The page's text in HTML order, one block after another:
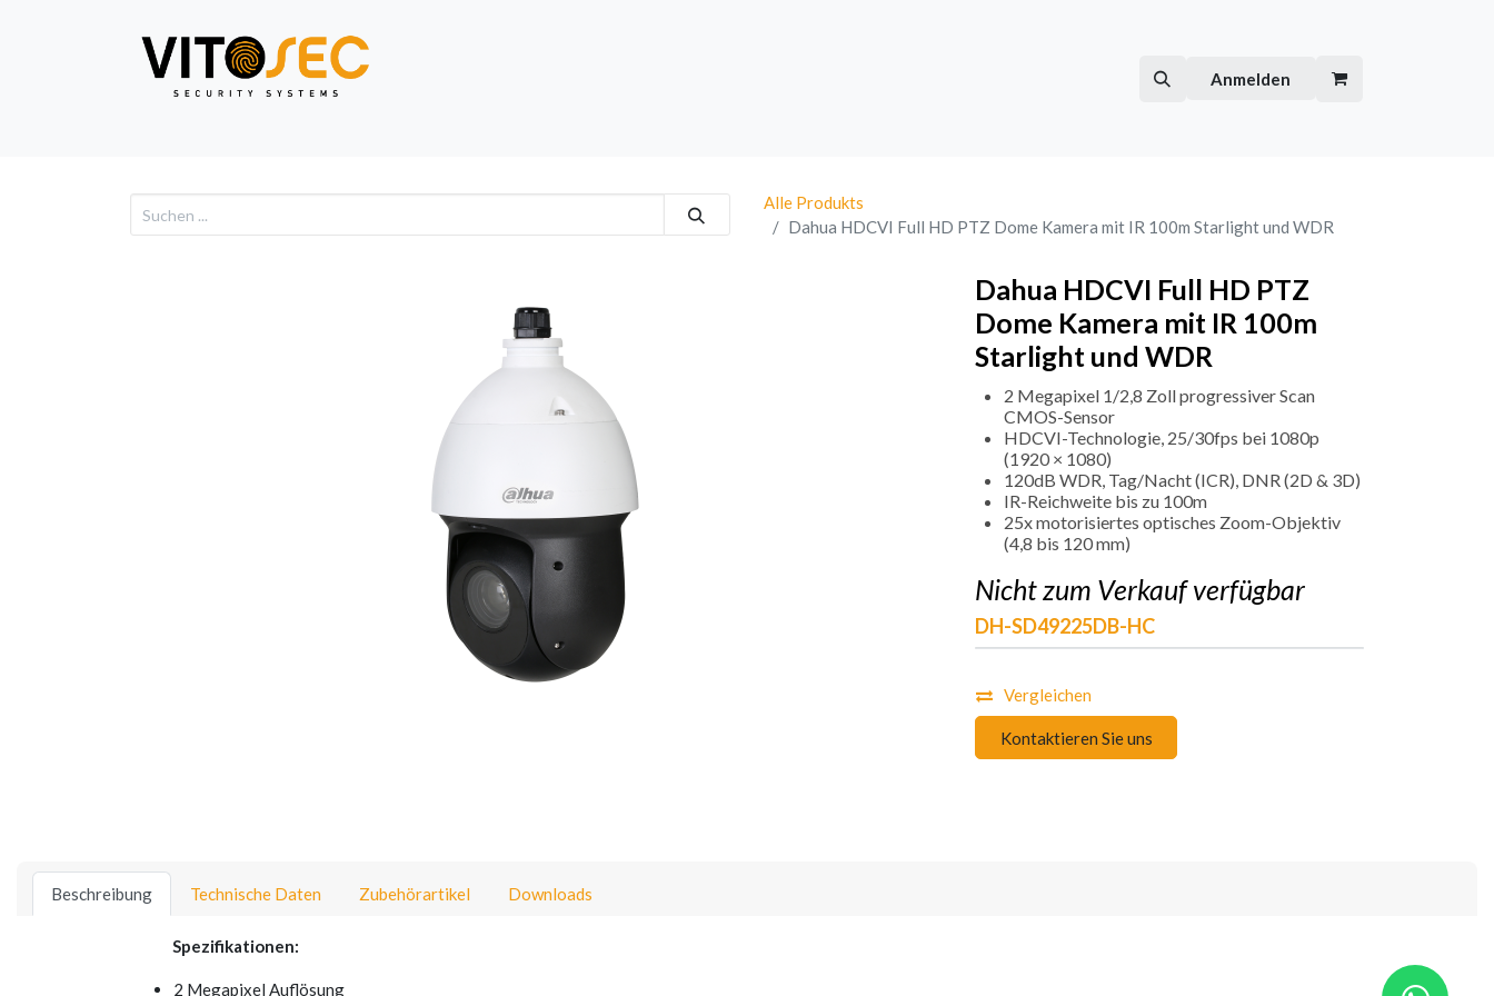
Video Alarm Anmelden
Alle Produkts
Dahua HDCVI Full HD PTZ Dome Kamera mit IR 100m Starlight und WDR
Dahua HDCVI Full HD PTZ
Dome Kamera mit IR 100m
Starlight und WDR
2 Megapixel 1/2,8 Zoll progressiver Scan
CMOS-Sensor
HDCVI-Technologie, 25/30fps bei 1080p
(1920 × 1080)
120dB WDR, Tag/Nacht (ICR), DNR (2D & 3D)
IR-Reichweite bis zu 100m
25x motorisiertes optisches Zoom-Objektiv
(4,8 bis 120 mm)
Nicht zum Verkauf verfügbar
DH-SD49225DB-HC
Vergleichen
Kontaktieren Sie uns
Beschreibung Technische Daten Zubehörartikel Downloads
Spezifikationen:
2 Megapixel Auflösung